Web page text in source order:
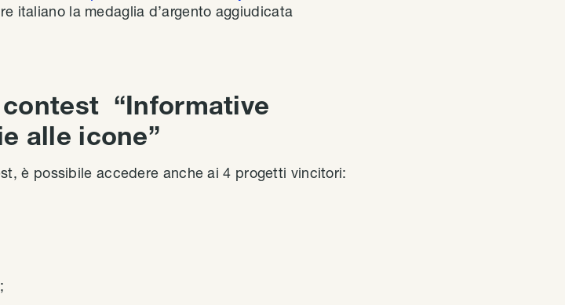
italiano la medaglia d’argento aggiudicata
“Informative
alle icone”
è possibile accedere anche ai 4 progetti vincitori:
;